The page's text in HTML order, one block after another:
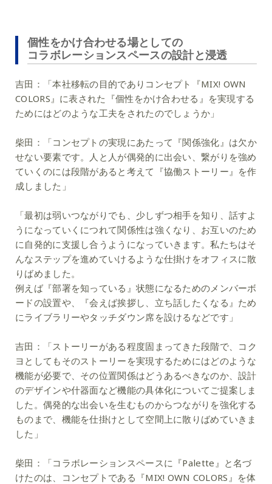
個性をかけ合わせる場としての
コラボレーションスペースの設計と浸透
吉田：
「本社移転の目的でありコンセプト『MIX! OWN
COLORS』に表された『個性をかけ合わせる』を実現する
ためにはどのような工夫をされたのでしょうか」
柴田：
「コンセプトの実現にあたって『関係強化』は欠か
せない要素です。人と人が偶発的に出会い、繋がりを強め
ていくのには段階があると考えて『協働ストーリー』を作
成しました」
「最初は弱いつながりでも、少しずつ相手を知り、話すよ
うになっていくにつれて関係性は強くなり、お互いのため
に自発的に支援し合うようになっていきます。私たちはそ
んなステップを進めていけるような仕掛けをオフィスに散
りばめました。
例えば『部署を知っている』状態になるためのメンバーボ
ードの設置や、『会えば挨拶し、立ち話したくなる』ため
にライブラリーやタッチダウン席を設けるなどです」
吉田：
「ストーリーがある程度固まってきた段階で、コク
ヨとしてもそのストーリーを実現するためにはどのような
機能が必要で、その位置関係はどうあるべきなのか、設計
のデザインや什器面など機能の具体化についてご提案しま
した。偶発的な出会いを生むものからつながりを強化する
ものまで、機能を仕掛けとして空間上に散りばめていきま
した」
柴田：
「コラボレーションスペースに『Palette』と名づ
けたのは、コンセプトである『MIX! OWN COLORS』を体